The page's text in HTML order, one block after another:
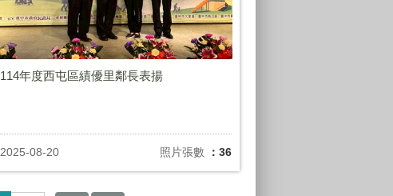
114年度西屯區績優里鄰長表揚
2025-08-20 照片張數 ：36